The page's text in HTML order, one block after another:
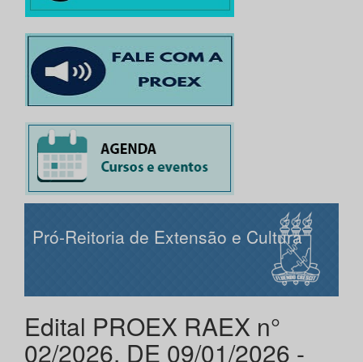
Pró-Reitoria de Extensão e Cultura
Edital PROEX RAEX n°
02/2026, DE 09/01/2026 -